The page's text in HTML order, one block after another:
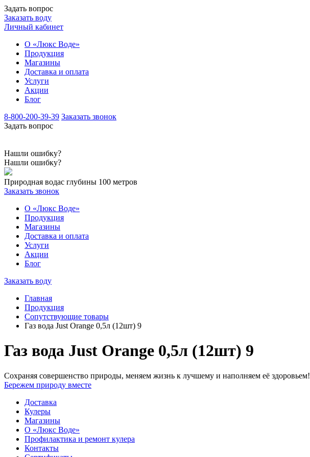
Задать вопрос
Заказать воду
Личный кабинет
О «Люкс Воде»
Продукция
Магазины
Доставка и оплата
Услуги
Акции
Блог
8-800-200-39-39 Заказать звонок
Задать вопрос
Нашли ошибку?
Нашли ошибку?
Природная водас глубины 100 метров
Заказать звонок
О «Люкс Воде»
Продукция
Магазины
Доставка и оплата
Услуги
Акции
Блог
Заказать воду
Главная
Продукция
Сопутствующие товары
Газ вода Just Orange 0,5л (12шт) 9
Газ вода Just Orange 0,5л (12шт) 9
Сохраняя совершенство природы, меняем жизнь к лучшему и наполняем её здоровьем!
Бережем природу вместе
Доставка
Кулеры
Магазины
О «Люкс Воде»
Профилактика и ремонт кулера
Контакты